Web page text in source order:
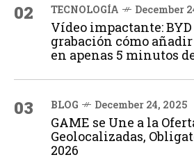
02 TECNOLOGÍA December
Vídeo impactante:
grabación cómo
en apenas 5 minutos
03 BLOG December 24, 2025
GAME se Une a la
Geolocalizadas,
2026